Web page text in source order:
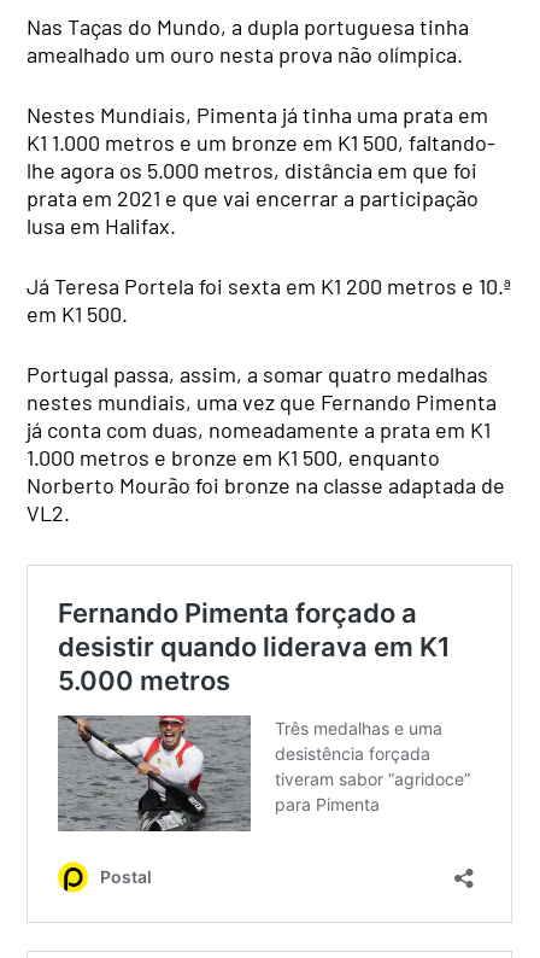
Nas Taças do Mundo, a dupla portuguesa tinha
amealhado um ouro nesta prova não olímpica.
Nestes Mundiais, Pimenta já tinha uma prata em
K1 1.000 metros e um bronze em K1 500, faltando-
lhe agora os 5.000 metros, distância em que foi
prata em 2021 e que vai encerrar a participação
lusa em Halifax.
Já Teresa Portela foi sexta em K1 200 metros e 10.ª
em K1 500.
Portugal passa, assim, a somar quatro medalhas
nestes mundiais, uma vez que Fernando Pimenta
já conta com duas, nomeadamente a prata em K1
1.000 metros e bronze em K1 500, enquanto
Norberto Mourão foi bronze na classe adaptada de
VL2.